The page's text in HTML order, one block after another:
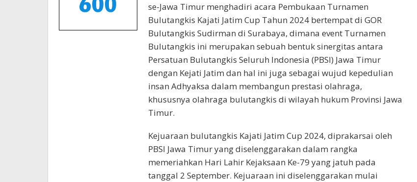
se-Jawa Timur menghadiri acara Pembukaan Turnamen
Bulutangkis Kajati Jatim Cup Tahun 2024 bertempat di GOR
Bulutangkis Sudirman di Surabaya, dimana event Turnamen
Bulutangkis ini merupakan sebuah bentuk sinergitas antara
Persatuan Bulutangkis Seluruh Indonesia (PBSI) Jawa Timur
dengan Kejati Jatim dan hal ini juga sebagai wujud kepedulian
insan Adhyaksa dalam membangun prestasi olahraga,
khususnya olahraga bulutangkis di wilayah hukum Provinsi Jawa
Timur.
Kejuaraan bulutangkis Kajati Jatim Cup 2024, diprakarsai oleh
PBSI Jawa Timur yang diselenggarakan dalam rangka
memeriahkan Hari Lahir Kejaksaan Ke-79 yang jatuh pada
tanggal 2 September. Kejuaraan ini diselenggarakan mulai